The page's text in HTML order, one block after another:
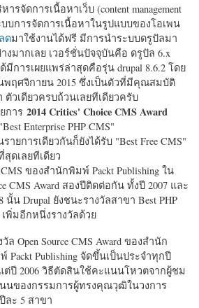
รจัดการเนื้อหาเว็บ (content management
บบการจัดการเนื้อหาในรูปแบบของโอเพน
ดมาใช้งานได้ฟรี มีการนำระบบดรูปัลมา
งมากเลย เวอร์ชั่นปัจจุบันคือ ดรูปัล 6.x
การเผยแพร่ล่าสุดคือรุ่น drupal 8.6.2 โดย
พฤศจิกายน 2015 ซึ่งเป็นตัวที่มีคุณสมบัติ
ตัวเดียวครบถ้วนเลยทีเดียวครับ
าร 2014 Critics' Choice CMS Award
Best Enterprise PHP CMS"
ายการเดียวกันก็ยังได้รับ "Best Free CMS"
สุดเลยทีเดียว
CMS ของสำนักพิมพ์ Packt Publishing ใน
CMS Award สองปีติดต่อกัน ทั้งปี 2007 และ
นั้น Drupal ยังชนะรางวัลสาขา Best PHP
เพิ่มอีกหนึ่งรางวัลด้วย
วัล Open Source CMS Award ของสำนัก
Packt Publishing จัดขึ้นเป็นประจำทุกปี
ต่ปี 2006 วิธีตัดสินใช้คะแนนโหวตจากผู้ชม
นของกรรมการผู้ทรงคุณวุฒิในวงการ
ละ 5 สาขา